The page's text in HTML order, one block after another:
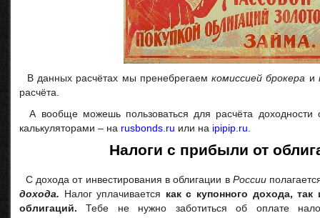
В данных расчётах мы пренебрегаемкомиссией брокера и
расчёта.
А вообще можешь пользоваться для расчёта доходности
калькуляторами – на rusbonds.ru или на ipipip.ru
Налоги с прибыли от
С дохода от инвестирования в облигации в России
дохода. Налог уплачивается как с купонного дохода,
облигаций. Тебе не нужно заботиться об оплате